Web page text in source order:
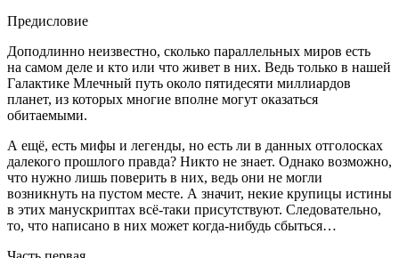
Предисловие
Доподлинно неизвестно, сколько параллельных миров есть
на самом деле и кто или что живет в них. Ведь только в нашей
Галактике Млечный путь около пятидесяти миллиардов
планет, из которых многие вполне могут оказаться
обитаемыми.
А ещё, есть мифы и легенды, но есть ли в данных отголосках
далекого прошлого правда? Никто не знает. Однако возможно,
что нужно лишь поверить в них, ведь они не могли
возникнуть на пустом месте. А значит, некие крупицы истины
в этих манускриптах всё-таки присутствуют. Следовательно,
то, что написано в них может когда-нибудь сбыться…